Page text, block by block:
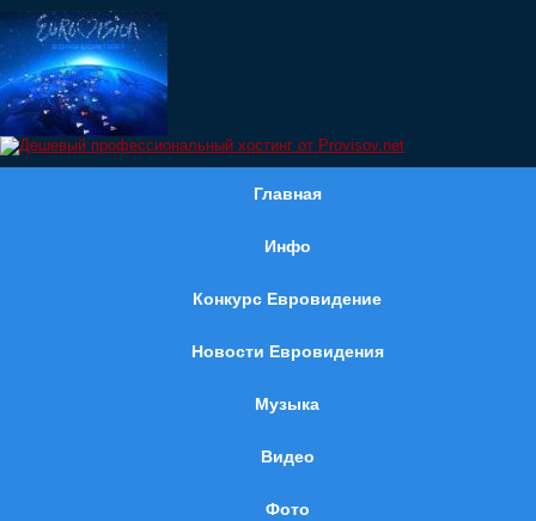
Главная
Инфо
Конкурс Евровидение
Новости Евровидения
Музыка
Видео
Фото